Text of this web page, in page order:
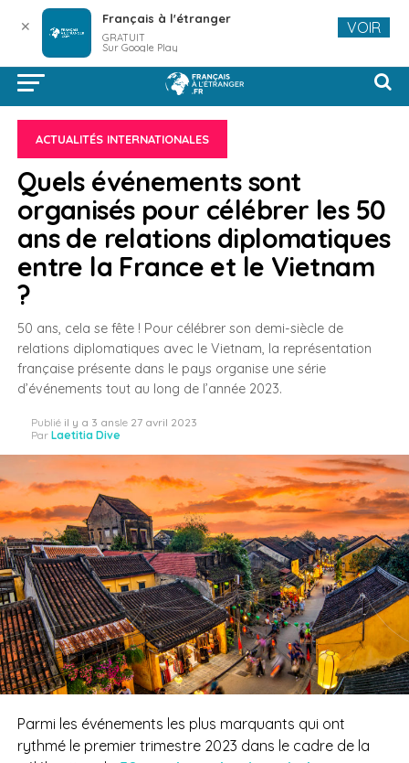
ACTUALITÉS INTERNATIONALES
Quels événements sont
organisés pour célébrer les 50
ans de relations diplomatiques
entre la France et le Vietnam
?
50 ans, cela se fête ! Pour célébrer son demi-siècle de
relations diplomatiques avec le Vietnam, la représentation
française présente dans le pays organise une série
d’événements tout au long de l’année 2023.
Publié il y a 3 ansle 27 avril 2023
Par Laetitia Dive
Parmi les événements les plus marquants qui ont
rythmé le premier trimestre 2023 dans le cadre de la
✕ Français à l'étranger
GRATUIT
Sur Google Play
VOIR